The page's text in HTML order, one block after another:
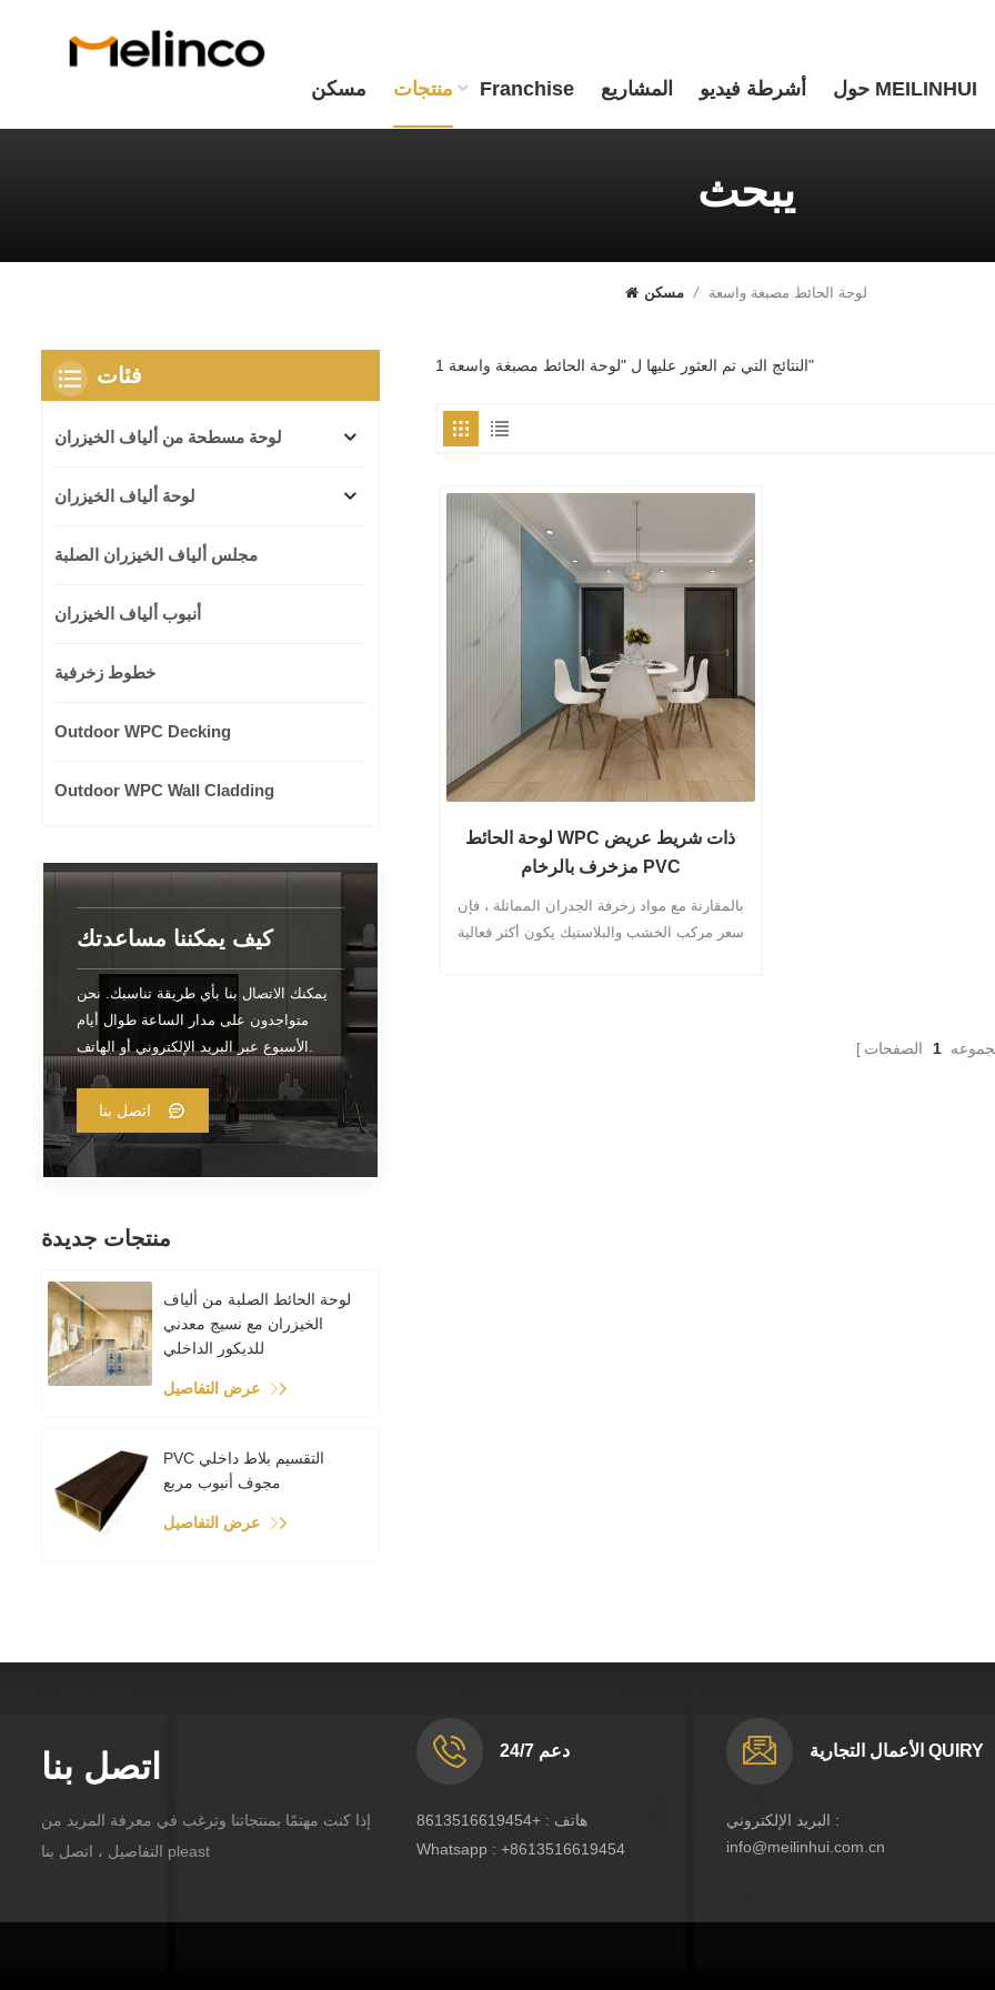
مسكن منتجات Franchise المشاريع أشرطة فيديو حول MEILINHUI
يبحث
مسكن / لوحة الحائط مصبغة واسعة
1 النتائج التي تم العثور عليها ل "لوحة الحائط مصبغة واسعة"
لوحة الحائط WPC ذات شريط عريض
مزخرف بالرخام PVC
بالمقارنة مع مواد زخرفة الجدران المماثلة ، فإن
سعر مركب الخشب والبلاستيك يكون أكثر فعالية
1 الصفحات
فئات
لوحة مسطحة من ألياف الخيزران
لوحة ألياف الخيزران
مجلس ألياف الخيزران الصلبة
أنبوب ألياف الخيزران
خطوط زخرفية
Outdoor WPC Decking
Outdoor WPC Wall Cladding
كيف يمكننا مساعدتك
يمكنك الاتصال بنا بأي طريقة تناسبك. نحن
متواجدون على مدار الساعة طوال أيام
الأسبوع عبر البريد الإلكتروني أو الهاتف.
منتجات جديدة
لوحة الحائط الصلبة من ألياف
الخيزران مع نسيج معدني
للديكور الداخلي
عرض التفاصيل
PVC التقسيم بلاط داخلي
مجوف أنبوب مربع
عرض التفاصيل
اتصل بنا
إذا كنت مهتمًا بمنتجاتنا وترغب في معرفة المزيد من
التفاصيل ، اتصل بنا pleast
دعم 24/7
هاتف :+8613516619454
Whatsapp : +8613516619454
الأعمال التجارية QUIRY
البريد الإلكتروني :
info@meilinhui.com.cn